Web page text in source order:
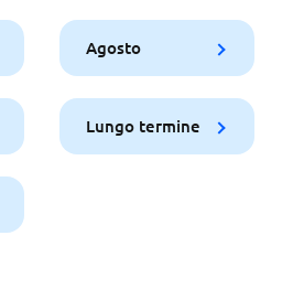
Agosto
Lungo termine